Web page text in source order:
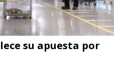
su apuesta por